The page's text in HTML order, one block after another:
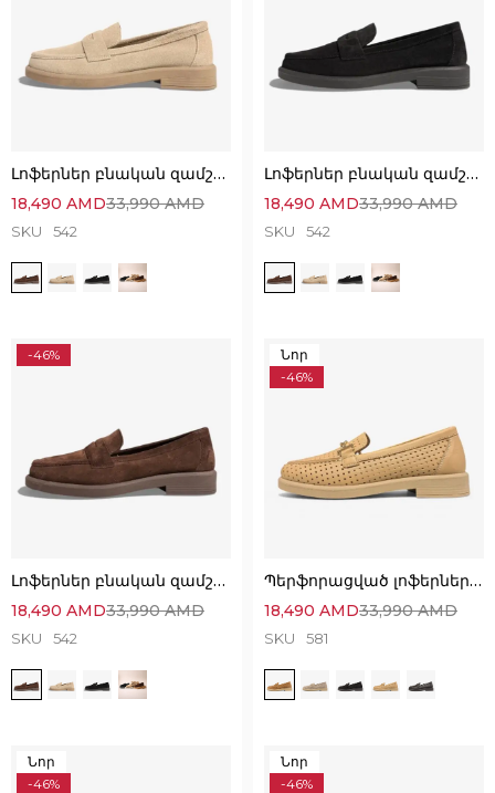
Լոֆերներ բնական զամշից՝ Կատարյալ Հարմարավետ
33,990AMD
18,490 AMD
SKU 542
Լոֆերներ բնական զամշից՝ Կատարյալ Հարմարավետ
33,990AMD
18,490 AMD
SKU 542
-46%
Լոֆերներ բնական զամշից՝ Կատարյալ Հարմարավետ
33,990AMD
18,490 AMD
SKU 542
Նոր
-46%
Պերֆորացված լոֆերներ՝ անզուգական հարմարավետ ընտրություն
33,990AMD
18,490 AMD
SKU 581
Նոր
-46%
Նոր
-46%